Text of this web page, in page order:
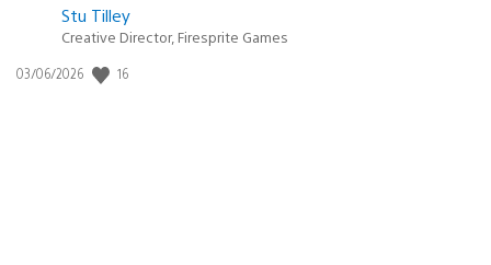
Postée
:
Stu Tilley
Creative Director, Firesprite Games
Date
03/06/2026 16